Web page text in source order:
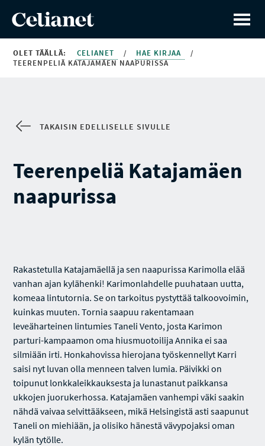
OLET TÄÄLLÄ: CELIANET / HAE KIRJAA
/
TEERENPELIÄ KATAJAMÄEN NAAPURISSA
TAKAISIN EDELLISELLE SIVULLE
Teerenpeliä Katajamäen
naapurissa
Rakastetulla Katajamäellä ja sen naapurissa Karimolla elää
vanhan ajan kylähenki! Karimonlahdelle puuhataan uutta,
komeaa lintutornia. Se on tarkoitus pystyttää talkoovoimin,
kuinkas muuten. Tornia saapuu rakentamaan
leveäharteinen lintumies Taneli Vento, josta Karimon
parturi-kampaamon oma hiusmuotoilija Annika ei saa
silmiään irti. Honkahovissa hierojana työskennellyt Karri
saisi nyt luvan olla menneen talven lumia. Päivikki on
toipunut lonkkaleikkauksesta ja lunastanut paikkansa
ukkojen juorukerhossa. Katajamäen vanhempi väki saakin
nähdä vaivaa selvittääkseen, mikä Helsingistä asti saapunut
Taneli on miehiään, ja olisiko hänestä vävypojaksi oman
kylän tytölle.